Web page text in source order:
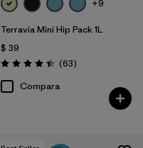
+9
Terravia Mini Hip Pack 1L
$ 39
Valoración: 4.4 / 5
(63Comentarios
)
Compara